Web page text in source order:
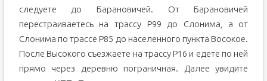
следуете до Барановичей. От Барановичей
перестраиваетесь на трассу P99 до Слонима, а от
Слонима по трассе P85 до населенного пункта Восокое.
После Высокого съезжаете на трассу P16 и едете по ней
прямо через деревню пограничная. Далее увидите